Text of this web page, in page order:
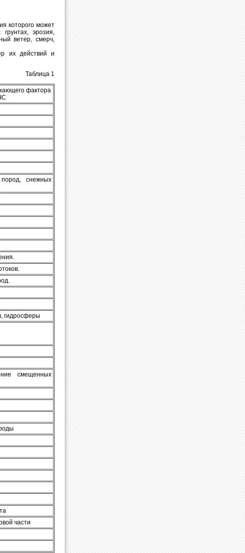
которого может
эрозия,
ветер, смерч,
их действий и
Таблица 1
фактора
снежных
гидросферы
смещенных
части